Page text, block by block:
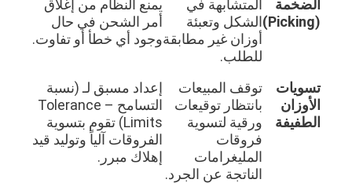
الضخمة
(Picking)
المتشابهة في
الشكل وتعبئة
أوزان غير مطابقة
للطلب.
يمنع النظام من إغلاق
أمر الشحن في حال
وجود أي خطأ أو تفاوت.
تسويات
الأوزان
الطفيفة
توقف المبيعات
بانتظار توقيعات
ورقية لتسوية
فروقات
المليغرامات
الناتجة عن الجرد.
إعداد مسبق لـ (نسبة
التسامح – Tolerance
Limits) تقوم بتسوية
الفروقات آلياً وتوليد قيد
إهلاك مبرر.